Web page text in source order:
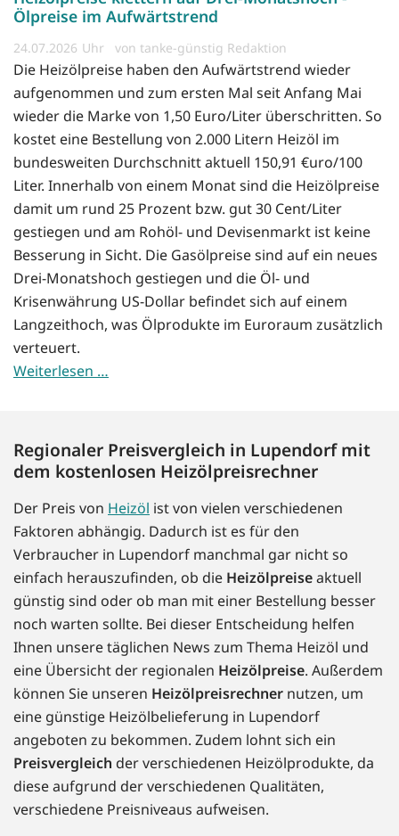
Ölpreise im Aufwärtstrend
24.07.2026 von tanke-günstig Redaktion
Die Heizölpreise haben den Aufwärtstrend wieder
aufgenommen und zum ersten Mal seit Anfang Mai
wieder die Marke von 1,50 Euro/Liter überschritten. So
kostet eine Bestellung von 2.000 Litern Heizöl im
bundesweiten Durchschnitt aktuell 150,91 €uro/100
Liter. Innerhalb von einem Monat sind die Heizölpreise
damit um rund 25 Prozent bzw. gut 30 Cent/Liter
gestiegen und am Rohöl- und Devisenmarkt ist keine
Besserung in Sicht. Die Gasölpreise sind auf ein neues
Drei-Monatshoch gestiegen und die Öl- und
Krisenwährung US-Dollar befindet sich auf einem
Langzeithoch, was Ölprodukte im Euroraum zusätzlich
verteuert.
Weiterlesen …
Regionaler Preisvergleich in Lupendorf mit
dem kostenlosen Heizölpreisrechner
Der Preis von Heizöl ist von vielen verschiedenen
Faktoren abhängig. Dadurch ist es für den
Verbraucher in Lupendorf manchmal gar nicht so
einfach herauszufinden, ob die Heizölpreiseaktuell
günstig sind oder ob man mit einer Bestellung besser
noch warten sollte. Bei dieser Entscheidung helfen
Ihnen unsere täglichen News zum Thema Heizöl und
eine Übersicht der regionalen Heizölpreise. Außerdem
können Sie unseren Heizölpreisrechner nutzen, um
eine günstige Heizölbelieferung in Lupendorf
angeboten zu bekommen. Zudem lohnt sich ein
Preisvergleich der verschiedenen Heizölprodukte, da
diese aufgrund der verschiedenen Qualitäten,
verschiedene Preisniveaus aufweisen.